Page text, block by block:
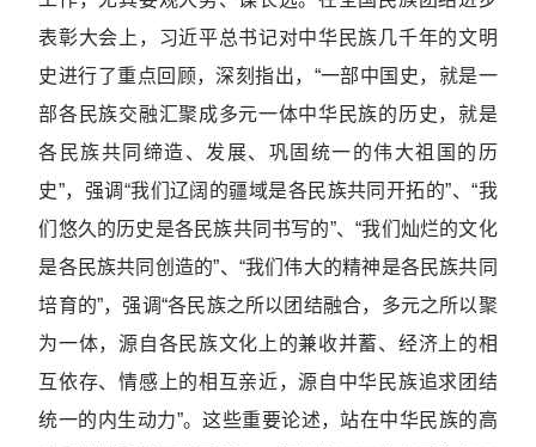
表彰大会上，习近平总书记对中华民族几千年的文明
史进行了重点回顾，深刻指出，“一部中国史，就是一
部各民族交融汇聚成多元一体中华民族的历史，就是
各民族共同缔造、发展、巩固统一的伟大祖国的历
史”，强调“我们辽阔的疆域是各民族共同开拓的”、“我
们悠久的历史是各民族共同书写的”、“我们灿烂的文化
是各民族共同创造的”、“我们伟大的精神是各民族共同
培育的”，强调“各民族之所以团结融合，多元之所以聚
为一体，源自各民族文化上的兼收并蓄、经济上的相
互依存、情感上的相互亲近，源自中华民族追求团结
统一的内生动力”。这些重要论述，站在中华民族的高